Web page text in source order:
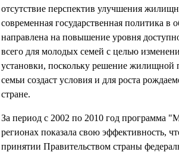
отсутствие перспектив улучшения
современная государственная политика в
направлена на повышение уровня
всего для молодых семей с целью
установки, поскольку решение жилищной
семьи создаст условия и для роста
стране.
За период с 2002 по 2010 год программа
регионах показала свою эффективность,
принятии Правительством страны